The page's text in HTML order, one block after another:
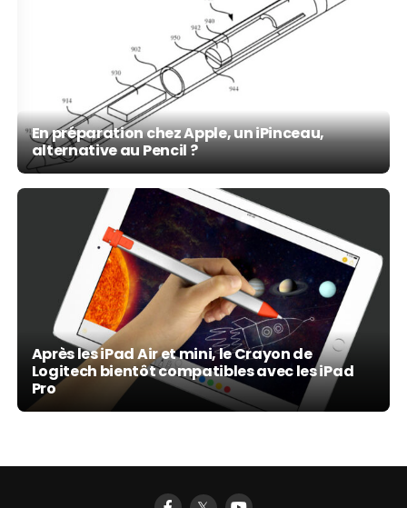
En préparation chez Apple, un iPinceau,
alternative au Pencil ?
Après les iPad Air et mini, le Crayon de
Logitech bientôt compatibles avec les iPad
Pro